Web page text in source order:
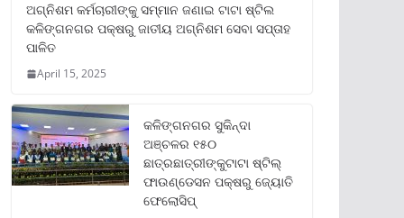
ଅଗ୍ନିଶମ କର୍ମଚାରୀଙ୍କୁ ସମ୍ମାନ ଜଣାଇ ଟାଟା ଷ୍ଟିଲ
କଳିଙ୍ଗନଗର ପକ୍ଷରୁ ଜାତୀୟ ଅଗ୍ନିଶମ ସେବା ସପ୍ତାହ
ପାଳିତ
April 15, 2025
କଳିଙ୍ଗନଗର ସୁକିନ୍ଦା
ଅଞ୍ଚଳର ୧୫୦
ଛାତ୍ରଛାତ୍ରୀଙ୍କୁଟାଟା ଷ୍ଟିଲ୍
ଫାଉଣ୍ଡେସନ ପକ୍ଷରୁ ଜ୍ୟୋତି
ଫେଲୋସିପ୍‌